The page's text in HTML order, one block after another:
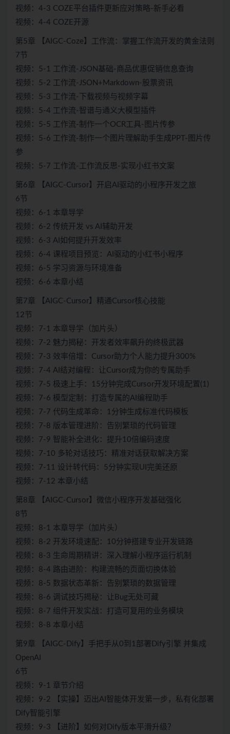
视频：4-3 COZE平台插件更新应对策略-新手必看
视频：4-4 COZE开源
第5章 【AIGC-Coze】工作流：掌握工作流开发的黄金法则
7节
视频：5-1 工作流-JSON基础-商品优惠促销信息查询
视频：5-2 工作流-JSON+Markdown-股票资讯
视频：5-3 工作流-下载视频与视频字幕
视频：5-4 工作流-智谱与通义大模型插件
视频：5-5 工作流-制作一个OCR工具-图片传参
视频：5-6 工作流-制作一个图片理解助手生成PPT-图片传
参
视频：5-7 工作流-工作流反思-实现小红书文案
第6章 【AIGC-Cursor】开启AI驱动的小程序开发之旅
6节
视频：6-1 本章导学
视频：6-2 传统开发 vs AI辅助开发
视频：6-3 AI如何提升开发效率
视频：6-4 课程项目预览：AI驱动的小红书小程序
视频：6-5 学习资源与环境准备
视频：6-6 本章小结
第7章 【AIGC-Cursor】精通Cursor核心技能
12节
视频：7-1 本章导学（加片头）
视频：7-2 魅力揭秘：开发者效率飙升的终极武器
视频：7-3 效率倍增：Cursor助力个人能力提升300%
视频：7-4 AI结对编程：让Cursor成为你的专属助手
视频：7-5 极速上手：15分钟完成Cursor开发环境配置(1)
视频：7-6 模型定制：打造专属的AI编程助手
视频：7-7 代码生成革命：1分钟生成标准代码模板
视频：7-8 版本管理进阶：告别繁琐的代码管理
视频：7-9 智能补全进化：提升10倍编码速度
视频：7-10 多轮对话技巧：精准对话获取解决方案
视频：7-11 设计转代码：5分钟实现UI完美还原
视频：7-12 本章小结
第8章 【AIGC-Cursor】微信小程序开发基础强化
8节
视频：8-1 本章导学（加片头）
视频：8-2 开发环境速配：10分钟搭建专业开发链路
视频：8-3 生命周期精讲：深入理解小程序运行机制
视频：8-4 路由进阶：构建流畅的页面切换体验
视频：8-5 数据状态革新：告别繁琐的数据管理
视频：8-6 调试技巧揭秘：让Bug无处可藏
视频：8-7 组件开发实战：打造可复用的业务模块
视频：8-8 本章小结
第9章 【AIGC-Dify】手把手从0到1部署Dify引擎 并集成
OpenAI
6节
视频：9-1 章节介绍
视频：9-2 【实操】迈出AI智能体开发第一步，私有化部署
Dify智能引擎
视频：9-3 【进阶】如何对Dify版本平滑升级？